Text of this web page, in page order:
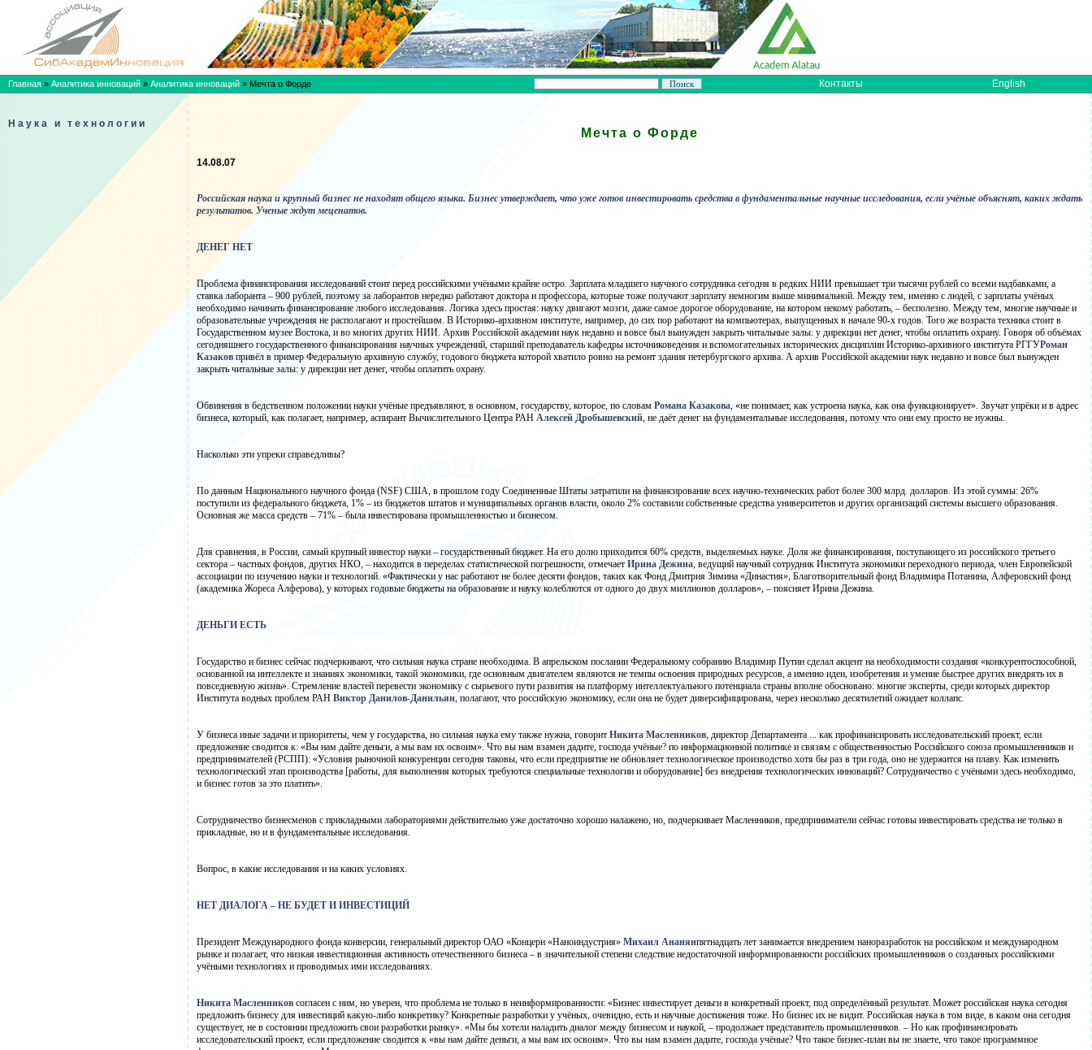
Главная » Аналитика инноваций » Аналитика инноваций » Мечта о Форде Контакты English
Наука и технологии
Мечта о Форде
14.08.07
Российская наука и крупный бизнес не находят общего языка. Бизнес утверждает, что уже готов инвестировать средства в фундаментальные научные исследования, если учёные объяснят, каких ждать
результатов. Ученые ждут меценатов.
ДЕНЕГ НЕТ
Проблема финансирования исследований стоит перед российскими учёными крайне остро. Зарплата младшего научного сотрудника сегодня в редких НИИ превышает три тысячи рублей со всеми надбавками, а
ставка лаборанта – 900 рублей, поэтому за лаборантов нередко работают доктора и профессора, которые тоже получают зарплату немногим выше минимальной. Между тем, именно с людей, с зарплаты учёных
необходимо начинать финансирование любого исследования. Логика здесь простая: науку двигают мозги, даже самое дорогое оборудование, на котором некому работать, – бесполезно. Между тем, многие научные и
образовательные учреждения не располагают и простейшим. В Историко-архивном институте, например, до сих пор работают на компьютерах, выпущенных в начале 90-х годов. Того же возраста техника стоит в
Государственном музее Востока, и во многих других НИИ. Архив Российской академии наук недавно и вовсе был вынужден закрыть читальные залы: у дирекции нет денег, чтобы оплатить охрану. Говоря об объёмах
сегодняшнего государственного финансирования научных учреждений, старший преподаватель кафедры источниковедения и вспомогательных исторических дисциплин Историко-архивного института РГГУРоман
Казаков привёл в пример Федеральную архивную службу, годового бюджета которой хватило ровно на ремонт здания петербургского архива. А архив Российской академии наук недавно и вовсе был вынужден
закрыть читальные залы: у дирекции нет денег, чтобы оплатить охрану.
Обвинения в бедственном положении науки учёные предъявляют, в основном, государству, которое, по словам Романа Казакова, «не понимает, как устроена наука, как она функционирует». Звучат упрёки и в адрес
бизнеса, который, как полагает, например, аспирант Вычислительного Центра РАН Алексей Дробышевский, не даёт денег на фундаментальные исследования, потому что они ему просто не нужны.
Насколько эти упреки справедливы?
По данным Национального научного фонда (NSF) США, в прошлом году Соединенные Штаты затратили на финансирование всех научно-технических работ более 300 млрд. долларов. Из этой суммы: 26%
поступили из федерального бюджета, 1% – из бюджетов штатов и муниципальных органов власти, около 2% составили собственные средства университетов и других организаций системы высшего образования.
Основная же масса средств – 71% – была инвестирована промышленностью и бизнесом.
Для сравнения, в России, самый крупный инвестор науки – государственный бюджет. На его долю приходится 60% средств, выделяемых науке. Доля же финансирования, поступающего из российского третьего
сектора – частных фондов, других НКО, – находится в переделах статистической погрешности, отмечает Ирина Дежина, ведущий научный сотрудник Института экономики переходного периода, член Европейской
ассоциации по изучению науки и технологий. «Фактически у нас работают не более десяти фондов, таких как Фонд Дмитрия Зимина «Династия», Благотворительный фонд Владимира Потанина, Алферовский фонд
(академика Жореса Алферова), у которых годовые бюджеты на образование и науку колеблются от одного до двух миллионов долларов», – поясняет Ирина Дежина.
ДЕНЬГИ ЕСТЬ
Государство и бизнес сейчас подчеркивают, что сильная наука стране необходима. В апрельском послании Федеральному собранию Владимир Путин сделал акцент на необходимости создания «конкурентоспособной,
основанной на интеллекте и знаниях экономики, такой экономики, где основным двигателем являются не темпы освоения природных ресурсов, а именно идеи, изобретения и умение быстрее других внедрять их в
повседневную жизнь». Стремление властей перевести экономику с сырьевого пути развития на платформу интеллектуального потенциала страны вполне обосновано: многие эксперты, среди которых директор
Института водных проблем РАН Виктор Данилов-Данильян, полагают, что российскую экономику, если она не будет диверсифицирована, через несколько десятилетий ожидает коллапс.
У бизнеса иные задачи и приоритеты, чем у государства, но сильная наука ему также нужна, говорит Никита Масленников, директор Департамента ... как профинансировать исследовательский проект, если
предложение сводится к: «Вы нам дайте деньги, а мы вам их освоим». Что вы нам взамен дадите, господа учёные? по информационной политике и связям с общественностью Российского союза промышленников и
предпринимателей (РСПП): «Условия рыночной конкуренции сегодня таковы, что если предприятие не обновляет технологическое производство хотя бы раз в три года, оно не удержится на плаву. Как изменить
технологический этап производства [работы, для выполнения которых требуются специальные технологии и оборудование] без внедрения технологических инноваций? Сотрудничество с учёными здесь необходимо,
и бизнес готов за это платить».
Сотрудничество бизнесменов с прикладными лабораториями действительно уже достаточно хорошо налажено, но, подчеркивает Масленников, предприниматели сейчас готовы инвестировать средства не только в
прикладные, но и в фундаментальные исследования.
Вопрос, в какие исследования и на каких условиях.
НЕТ ДИАЛОГА – НЕ БУДЕТ И ИНВЕСТИЦИЙ
Президент Международного фонда конверсии, генеральный директор ОАО «Концерн «Наноиндустрия» Михаил Ананянпятнадцать лет занимается внедрением наноразработок на российском и международном
рынке и полагает, что низкая инвестиционная активность отечественного бизнеса – в значительной степени следствие недостаточной информированности российских промышленников о созданных российскими
учёными технологиях и проводимых ими исследованиях.
Никита Масленников согласен с ним, но уверен, что проблема не только в неинформированности: «Бизнес инвестирует деньги в конкретный проект, под определённый результат. Может российская наука сегодня
предложить бизнесу для инвестиций какую-либо конкретику? Конкретные разработки у учёных, очевидно, есть и научные достижения тоже. Но бизнес их не видит. Российская наука в том виде, в каком она сегодня
существует, не в состоянии предложить свои разработки рынку». «Мы бы хотели наладить диалог между бизнесом и наукой, – продолжает представитель промышленников. – Но как профинансировать
исследовательский проект, если предложение сводится к «вы нам дайте деньги, а мы вам их освоим». Что вы нам взамен дадите, господа учёные? Что такое бизнес-план вы не знаете, что такое программное